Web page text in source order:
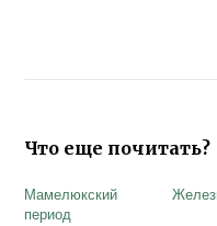
Что еще почитать?
Мамелюкский
период